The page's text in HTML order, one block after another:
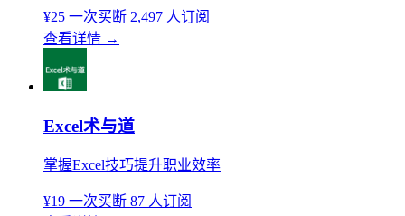
¥25 一次买断 2,497 人订阅
查看详情 →
Excel术与道
掌握Excel技巧提升职业效率
¥19 一次买断 87 人订阅